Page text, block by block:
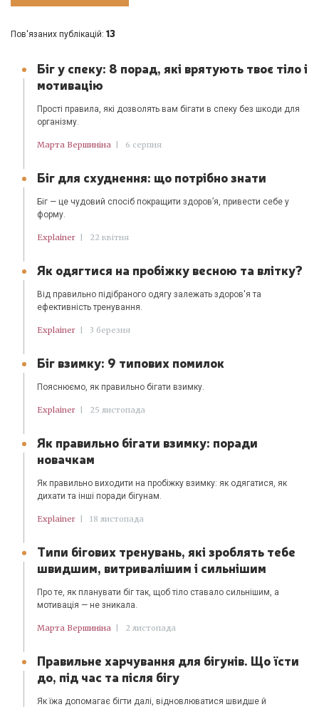
Пов'язаних публікацій: 13
Біг у спеку: 8 порад, які врятують твоє тіло і
мотивацію
Прості правила, які дозволять вам бігати в спеку без шкоди для
організму.
Марта Вершиніна | 6 серпня
Біг для схуднення: що потрібно знати
Біг — це чудовий спосіб покращити здоров’я, привести себе у
форму.
Explainer | 22 квітня
Як одягтися на пробіжку весною та влітку?
Від правильно підібраного одягу залежать здоров'я та
ефективність тренування.
Explainer | 3 березня
Біг взимку: 9 типових помилок
Пояснюємо, як правильно бігати взимку.
Explainer | 25 листопада
Як правильно бігати взимку: поради
новачкам
Як правильно виходити на пробіжку взимку: як одягатися, як
дихати та інші поради бігунам.
Explainer | 18 листопада
Типи бігових тренувань, які зроблять тебе
швидшим, витривалішим і сильнішим
Про те, як планувати біг так, щоб тіло ставало сильнішим, а
мотивація — не зникала.
Марта Вершиніна | 2 листопада
Правильне харчування для бігунів. Що їсти
до, під час та після бігу
Як їжа допомагає бігти далі, відновлюватися швидше й